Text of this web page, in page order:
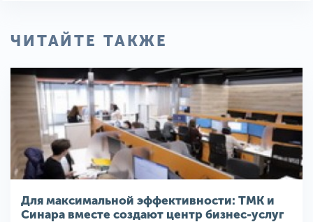
ЧИТАЙТЕ ТАКЖЕ
Для максимальной эффективности: ТМК и
Синара вместе создают центр бизнес-услуг